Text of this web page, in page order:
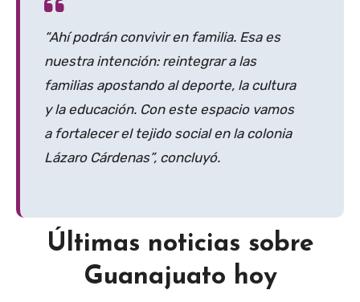
“Ahí podrán convivir en familia. Esa es
nuestra intención: reintegrar a las
familias apostando al deporte, la cultura
y la educación. Con este espacio vamos
a fortalecer el tejido social en la colonia
Lázaro Cárdenas”, concluyó.
Últimas noticias sobre
Guanajuato hoy